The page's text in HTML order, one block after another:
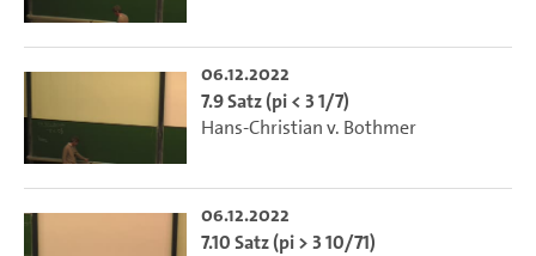
06.12.2022
7.9 Satz (pi < 3 1/7)
Hans-Christian v. Bothmer
06.12.2022
7.10 Satz (pi > 3 10/71)